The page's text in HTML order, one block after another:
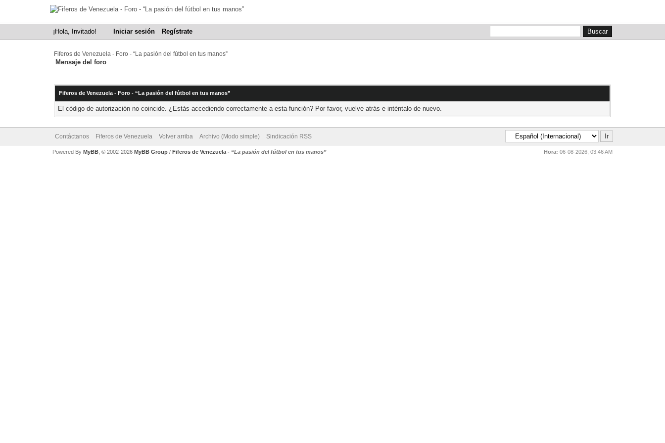
¡Hola, Invitado! Iniciar sesión Regístrate
Fiferos de Venezuela - Foro - “La pasión del fútbol en tus manos”
Mensaje del foro
Fiferos de Venezuela - Foro - “La pasión del fútbol en tus manos”
El código de autorización no coincide. ¿Estás accediendo correctamente a esta función? Por favor, vuelve atrás e inténtalo de nuevo.
Contáctanos Fiferos de Venezuela Volver arriba Archivo (Modo simple) Sindicación RSS
Hora: 06-08-2026, 03:46 AM
Powered By MyBB, © 2002-2026 MyBB Group/ Fiferos de Venezuela- “La pasión del fútbol en tus manos”